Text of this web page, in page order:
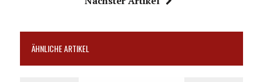
ÄHNLICHE ARTIKEL